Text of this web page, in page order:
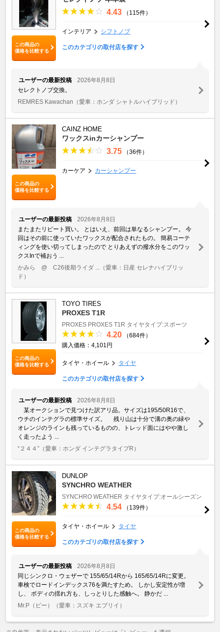
この商品の
価格を比較する
4.43 （115件）
インテリア シフトノブ
このカテゴリの取付店を探す
ユーザーの最新投稿
2026年8月8日
セレクトノブ交換。
REMRES Kawachan （愛車：ホンダ シャトルハイブリッド）
この商品の
価格を比較する
CAINZ HOME
ワックスinカーシャンプー
3.75 （36件）
カーケア カーシャンプー
ユーザーの最新投稿
2026年8月8日
またまたリピート買い。 とはいえ、前回は単なるシャンプー。 今
回はその前に使っていたワックスが配合されたもの。 簡易コーテ
ィングを使い切ってしまったので とりあえずの撥水分をこのワッ
クスInで補おう ...
かみら @ C26後期ライダ ...
（愛車：日産 セレナハイブリッ
ド）
この商品の
価格を比較する
TOYO TIRES
PROXES T1R
PROXES PROXES T1R タイヤタイプ:スポーツ
4.20
（684件）
購入価格：4,101円
タイヤ・ホイール タイヤ
このカテゴリの取付店を探す
ユーザーの最新投稿
2026年8月8日
某オークションで見つけた訳アリ品。サイズは195/50R16で、
ウチのインテグラの標準サイズ。 残り山は十分で溝の奥の緑や
オレンジのラインも残っているものの、トレッド面にはやや激し
く走ったよう ...
“２４４” （愛車：ホンダ インテグラタイプR）
この商品の
価格を比較する
DUNLOP
SYNCHRO WEATHER
SYNCHRO WEATHER タイヤタイプ:オールシーズン
4.54 （139件）
タイヤ・ホイール タイヤ
このカテゴリの取付店を探す
ユーザーの最新投稿
2026年8月8日
同じシンクロ・ウェザーで 155/65/14Rから 165/65/14Rに変更。
車検でロードインデックス76を満たすため。 しかし安定性が増
し、 ボディの揺れ方も、しっとりした感触へ。 静かだ ...
Mr.P（ピー）
（愛車：スズキ エブリイ）